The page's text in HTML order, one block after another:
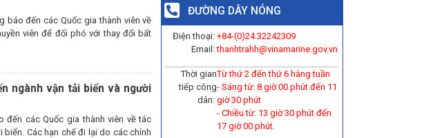
báo đến các Quốc gia thành viên về
viên để đối phó với thay đổi bất
ngành vận tải biển và người
đến các Quốc gia thành viên về tác
Các hạn chế đi lại do các chính
ĐƯỜNG DÂY NÓNG
Điện thoại:
Email:
+84-(0)24.32242309
thanhtrahh@vinamarine.gov.vn
Thời gian
tiếp công
dân:
Từ thứ 2 đến thứ 6 hàng tuần
- Sáng từ: 8 giờ 00 phút đến 11
giờ 30 phút
- Chiều từ: 13 giờ 30 phút đến
17 giờ 00 phút.